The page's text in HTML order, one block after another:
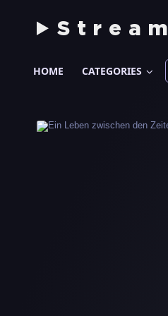
Stream
HOME CATEGORIES